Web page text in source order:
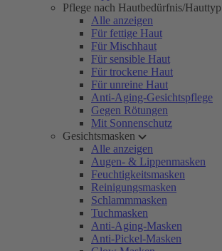
Pflege nach Hautbedürfnis/Hauttyp
Alle anzeigen
Für fettige Haut
Für Mischhaut
Für sensible Haut
Für trockene Haut
Für unreine Haut
Anti-Aging-Gesichtspflege
Gegen Rötungen
Mit Sonnenschutz
Gesichtsmasken
Alle anzeigen
Augen- & Lippenmasken
Feuchtigkeitsmasken
Reinigungsmasken
Schlammmasken
Tuchmasken
Anti-Aging-Masken
Anti-Pickel-Masken